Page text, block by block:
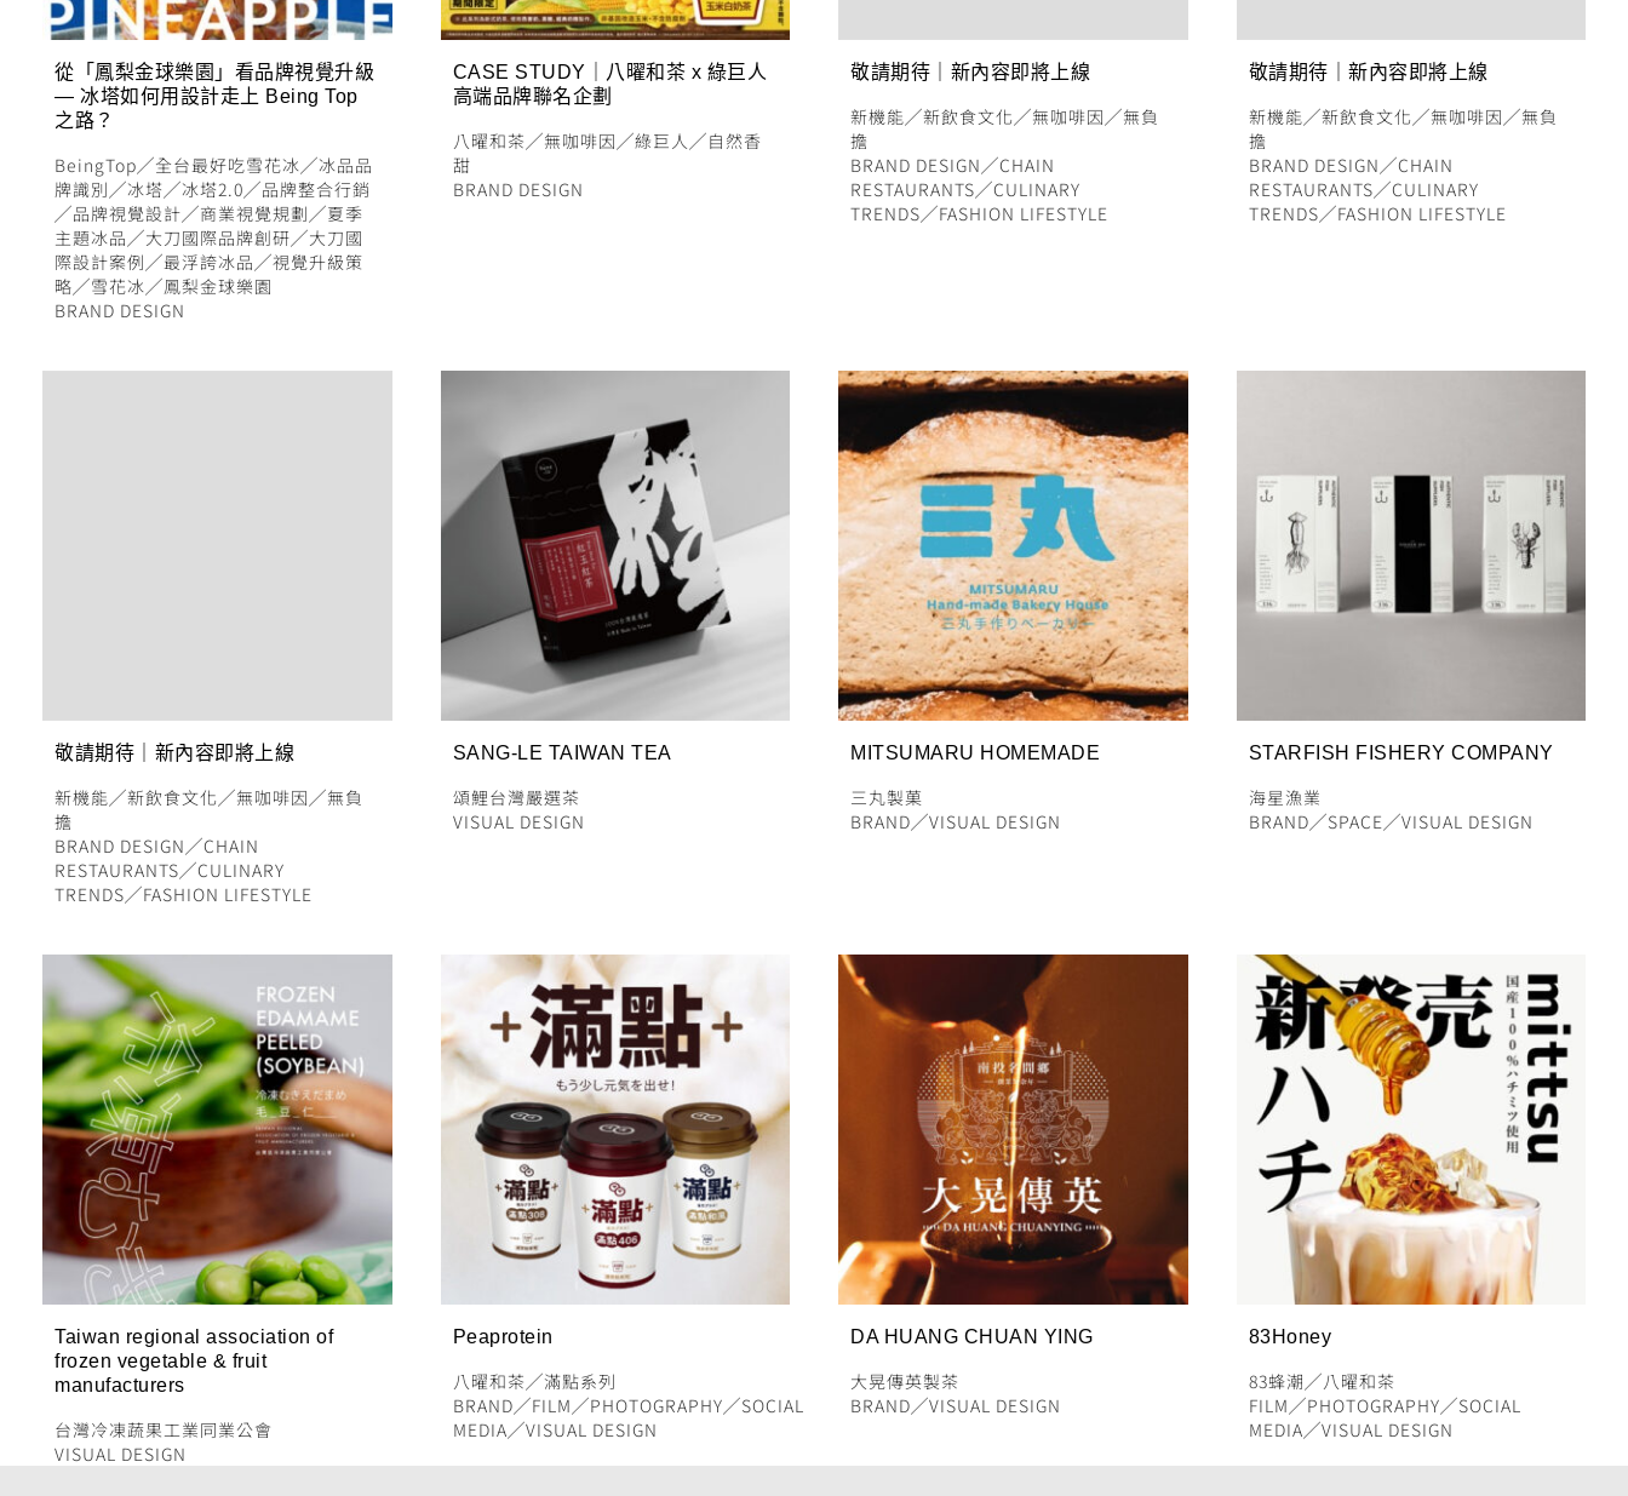
從「鳳梨金球樂園」看品牌視覺升級
— 冰塔如何用設計走上 Being Top
之路？
BeingTop╱全台最好吃雪花冰╱冰品品
牌識別╱冰塔╱冰塔2.0╱品牌整合行銷
╱品牌視覺設計╱商業視覺規劃╱夏季
主題冰品╱大刀國際品牌創研╱大刀國
際設計案例╱最浮誇冰品╱視覺升級策
略╱雪花冰╱鳳梨金球樂園
BRAND DESIGN
CASE STUDY｜八曜和茶 x 綠巨人
高端品牌聯名企劃
八曜和茶╱無咖啡因╱綠巨人╱自然香
甜
BRAND DESIGN
敬請期待｜新內容即將上線
新機能╱新飲食文化╱無咖啡因╱無負
擔
BRAND DESIGN╱CHAIN
RESTAURANTS╱CULINARY
TRENDS╱FASHION LIFESTYLE
敬請期待｜新內容即將上線
新機能╱新飲食文化╱無咖啡因╱無負
擔
BRAND DESIGN╱CHAIN
RESTAURANTS╱CULINARY
TRENDS╱FASHION LIFESTYLE
敬請期待｜新內容即將上線
新機能╱新飲食文化╱無咖啡因╱無負
擔
BRAND DESIGN╱CHAIN
RESTAURANTS╱CULINARY
TRENDS╱FASHION LIFESTYLE
SANG-LE TAIWAN TEA
頌鯉台灣嚴選茶
VISUAL DESIGN
MITSUMARU HOMEMADE
三丸製菓
BRAND╱VISUAL DESIGN
STARFISH FISHERY COMPANY
海星漁業
BRAND╱SPACE╱VISUAL DESIGN
Taiwan regional association of
frozen vegetable & fruit
manufacturers
台灣冷凍蔬果工業同業公會
VISUAL DESIGN
Peaprotein
八曜和茶╱滿點系列
BRAND╱FILM╱PHOTOGRAPHY╱SOCIAL
MEDIA╱VISUAL DESIGN
DA HUANG CHUAN YING
大晃傳英製茶
BRAND╱VISUAL DESIGN
83Honey
83蜂潮╱八曜和茶
FILM╱PHOTOGRAPHY╱SOCIAL
MEDIA╱VISUAL DESIGN